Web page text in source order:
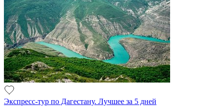
Экспресс-тур по Дагестану. Лучшее за 5 дней